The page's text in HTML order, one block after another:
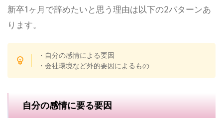
新卒1ヶ月で辞めたいと思う理由は以下の2パターンあ
ります。
・自分の感情による要因
・会社環境など外的要因によるもの
自分の感情に要る要因